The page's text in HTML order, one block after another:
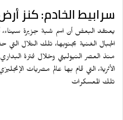
سرابيط الخادم: كنز
يعتقد البعض أن اسم شبة جزيرة
الجبال الغنية بجنوبها، تلك التلال التي
منذ العصر النيوليتي وخلال فترة
الأثرية، التي قام بها عالم مصريات
تلك المعسكرات